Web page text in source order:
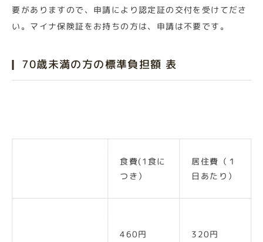
要がありますので、申請により認定証の交付を受けてださ
い。マイナ保険証をお持ちの方は、申請は不要です。
70歳未満の方の標準負担額 表
食費(1食に
つき）
居住費（１
日あたり）
460円 320円